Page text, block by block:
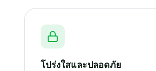
โปร่งใสและปลอดภัย